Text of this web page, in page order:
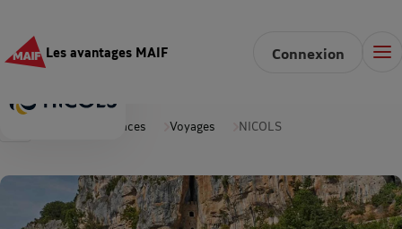
Les avantages MAIF Connexion
Vacances Voyages NICOLS